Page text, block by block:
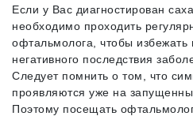
Если у Вас диагностирован
необходимо проходить
офтальмолога, чтобы избежать
негативного последствия
Следует помнить о том, что
проявляются уже на
Поэтому посещать